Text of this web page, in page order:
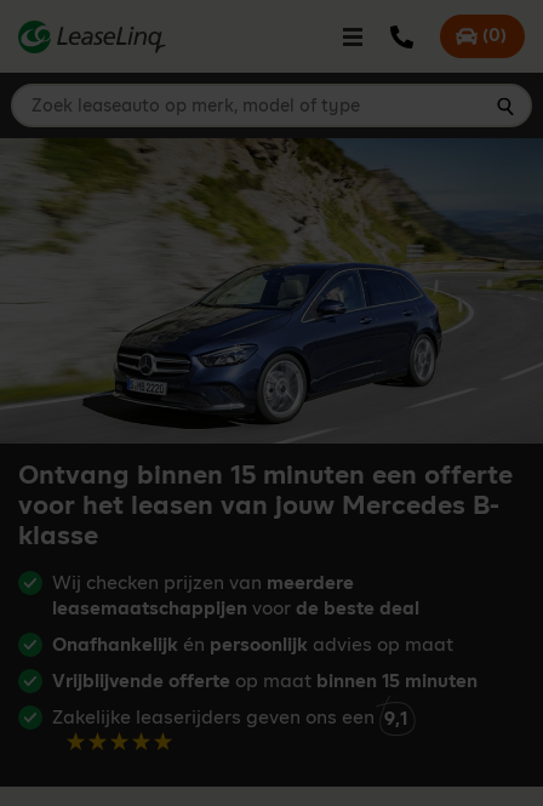
Bel LeaseLinq
Mijn
(0)
Zoek leaseauto op merk, model of type
Ontvang binnen 15 minuten een offerte
voor het leasen van jouw Mercedes B-
klasse
Wij checken prijzen van meerdere
leasemaatschappijen voor de beste deal
Onafhankelijk én persoonlijk advies op maat
Vrijblijvende offerte op maat binnen 15 minuten
Zakelijke leaserijders geven ons een 9,1